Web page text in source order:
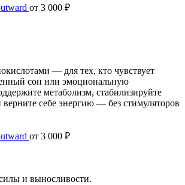
от 3 000 ₽
— для тех, кто чувствует
сон или эмоциональную
метаболизм, стабилизируйте
себе энергию — без стимуляторов
от 3 000 ₽
и выносливости.